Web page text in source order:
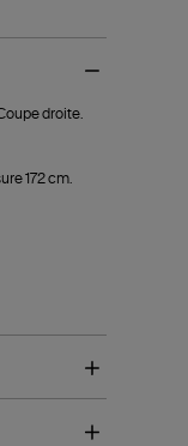
droite.
172 cm.